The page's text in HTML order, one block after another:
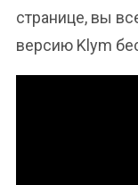
странице, вы
версию Klym